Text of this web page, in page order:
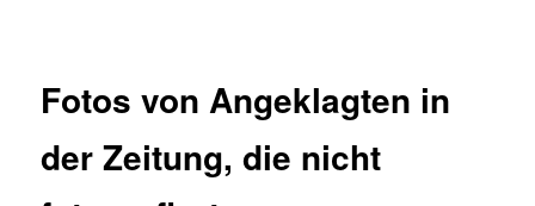
Fotos von Angeklagten in
der Zeitung, die nicht